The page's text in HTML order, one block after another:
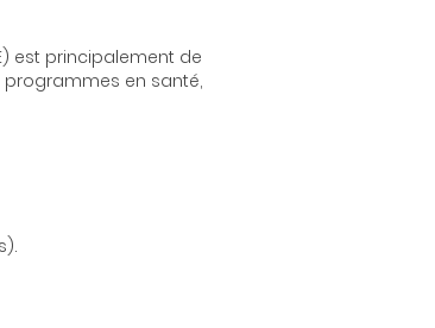
est principalement de
programmes en santé,